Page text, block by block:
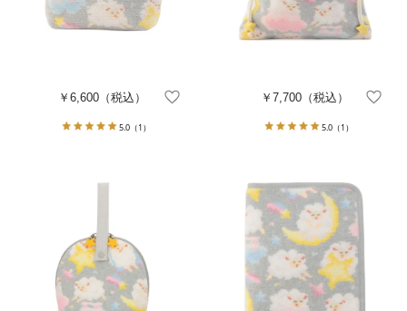
￥6,600 （税込）
5.0 （1）
￥7,700（税込）
5.0（1）